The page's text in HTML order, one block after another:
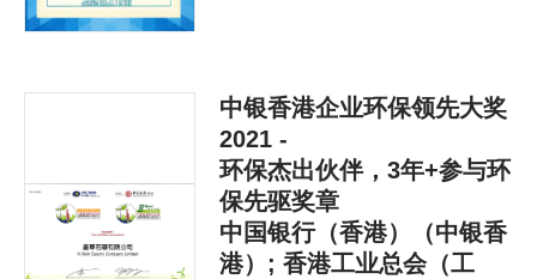
中银香港企业环保领先大奖
2021 -
环保杰出伙伴，3年+参与环
保先驱奖章
中国银行（香港）（中银香
港）; 香港工业总会（工